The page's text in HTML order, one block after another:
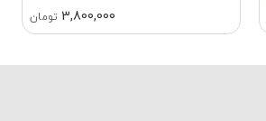
3,800,000 تومان